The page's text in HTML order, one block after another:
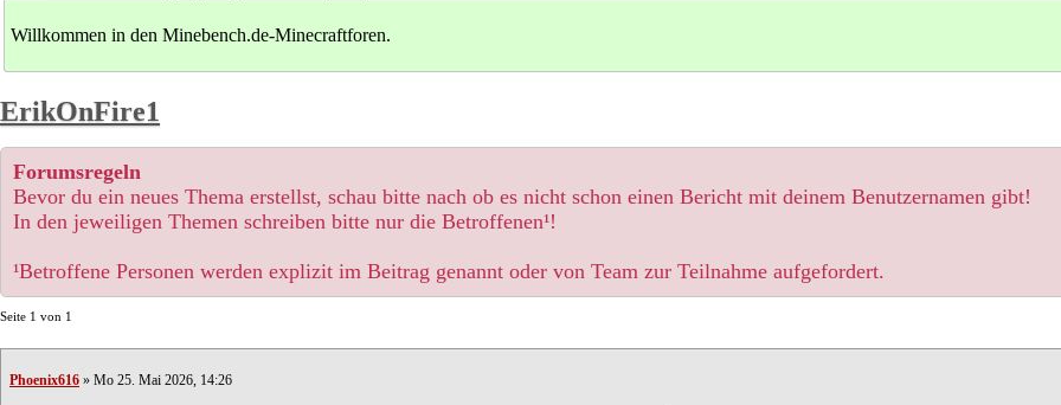
Willkommen in den Minebench.de-Minecraftforen.
ErikOnFire1
Forumsregeln
Bevor du ein neues Thema erstellst, schau bitte nach ob es nicht schon einen Bericht mit deinem Benutzernamen gibt!
In den jeweiligen Themen schreiben bitte nur die Betroffenen¹!
¹Betroffene Personen werden explizit im Beitrag genannt oder von Team zur Teilnahme aufgefordert.
Seite 1 von 1
Phoenix616 » Mo 25. Mai 2026, 14:26